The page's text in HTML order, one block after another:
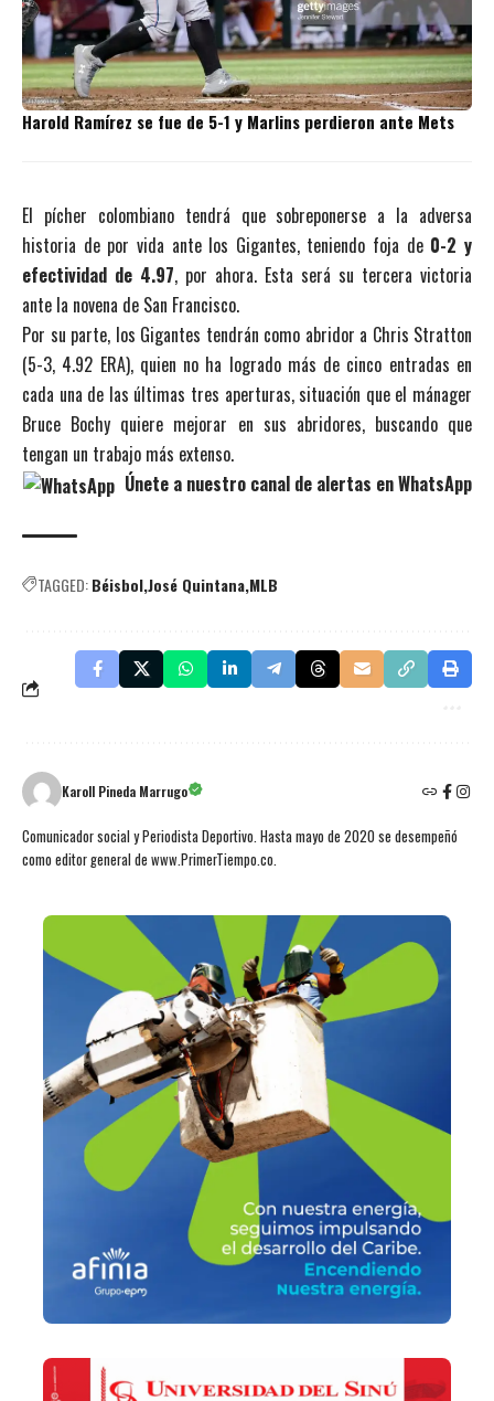
Harold Ramírez se fue de 5-1 y Marlins perdieron ante Mets
El pícher colombiano tendrá que sobreponerse a la adversa
historia de por vida ante los Gigantes, teniendo foja de 0-2 y
efectividad de 4.97, por ahora. Esta será su tercera victoria
ante la novena de San Francisco.
Por su parte, los Gigantes tendrán como abridor a Chris Stratton
(5-3, 4.92 ERA), quien no ha logrado más de cinco entradas en
cada una de las últimas tres aperturas, situación que el mánager
Bruce Bochy quiere mejorar en sus abridores, buscando que
tengan un trabajo más extenso.
Únete a nuestro canal de alertas en WhatsApp
TAGGED:BéisbolJosé Quintana MLB
Karoll Pineda Marrugo
Comunicador social y Periodista Deportivo. Hasta mayo de 2020 se desempeñó
como editor general de www.PrimerTiempo.co.